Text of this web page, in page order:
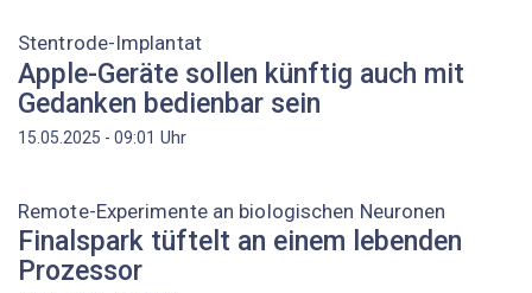
Stentrode-Implantat
Apple-Geräte sollen künftig auch mit
Gedanken bedienbar sein
15.05.2025 - 09:01 Uhr
Remote-Experimente an biologischen Neuronen
Finalspark tüftelt an einem lebenden
Prozessor